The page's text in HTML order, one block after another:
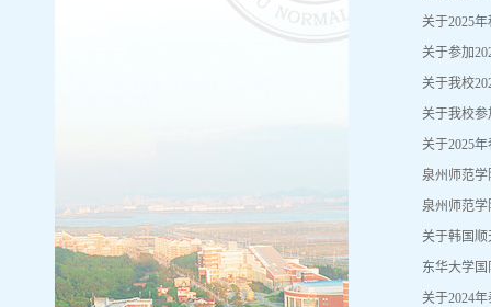
关于2025
关于参加
关于我校
关于我校参
关于2025
泉州师范
泉州师范
关于韩国顺
东华大学
关于2024